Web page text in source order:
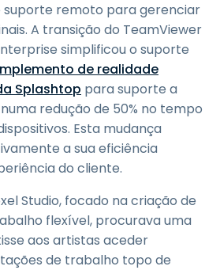
suporte remoto para gerenciar
A transição do TeamViewer
simplificou o suporte
de realidade
Splashtop para suporte a
redução de 50% no tempo
Esta mudança
a sua eficiência
do cliente.
Studio, focado na criação de
flexível, procurava uma
aos artistas aceder
de trabalho topo de